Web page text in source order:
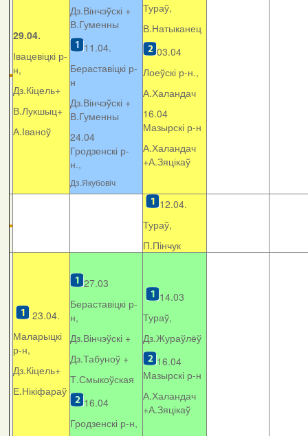
29.04.
Івацевіцкі р-
н,
Дз.Кіцель+
В.Лукшыц+
А.Іваноў
Дз.Вінчэўскі +
В.Гуменны
11.04.
Бераставіцкі р-
н
Дз.Вінчэўскі +
В.Гуменны
24.04
Гродзенскі р-
н.,
Дз.Якубовіч
Тураў,
В.Натыканец
03.04
Лоеўскі р-н.,
А.Халандач
16.04
Мазырскі р-н
А.Халандач
+А.Зяцікаў
12.04.
Тураў,
П.Пінчук
23.04.
Маларыцкі
р-н,
Дз.Кіцель+
Е.Нікіфараў
27.03
Бераставіцкі р-
н,
Дз.Вінчэўскі +
Дз.Табуноў +
Т.Смыкоўская
16.04
Гродзенскі р-н,
14.03
Тураў,
Дз.Жураўлёў
16.04
Мазырскі р-н
А.Халандач
+А.Зяцікаў